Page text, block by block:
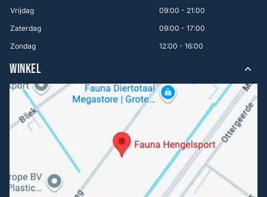
Vrijdag
09:00 - 21:00
Zaterdag
09:00 - 17:00
Zondag
12:00 - 16:00
WINKEL